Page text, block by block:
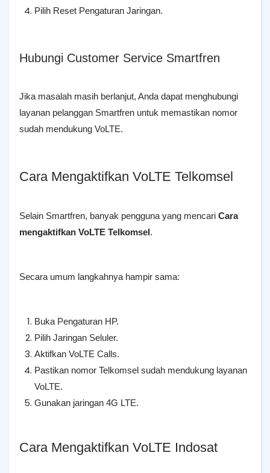
Pilih Reset Pengaturan Jaringan.
Hubungi Customer Service Smartfren
Jika masalah masih berlanjut, Anda dapat menghubungi
layanan pelanggan Smartfren untuk memastikan nomor
sudah mendukung VoLTE.
Cara Mengaktifkan VoLTE Telkomsel
Selain Smartfren, banyak pengguna yang mencari Cara
mengaktifkan VoLTE Telkomsel.
Secara umum langkahnya hampir sama:
Buka Pengaturan HP.
Pilih Jaringan Seluler.
Aktifkan VoLTE Calls.
Pastikan nomor Telkomsel sudah mendukung layanan
VoLTE.
Gunakan jaringan 4G LTE.
Cara Mengaktifkan VoLTE Indosat